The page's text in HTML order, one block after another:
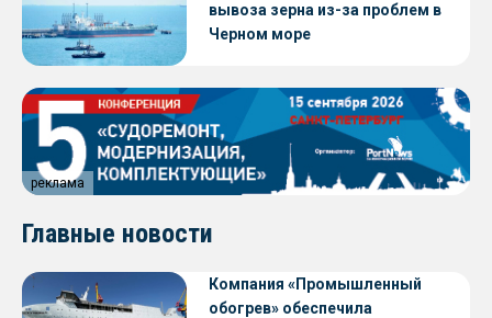
вывоза зерна из-за проблем в
Черном море
реклама
Главные новости
Компания «Промышленный
обогрев» обеспечила